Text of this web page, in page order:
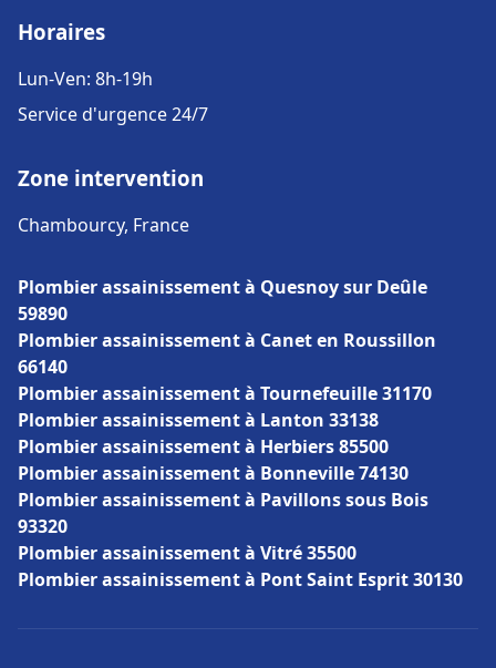
Horaires
Lun-Ven: 8h-19h
Service d'urgence 24/7
Zone intervention
Chambourcy, France
Plombier assainissement à Quesnoy sur Deûle
59890
Plombier assainissement à Canet en Roussillon
66140
Plombier assainissement à Tournefeuille 31170
Plombier assainissement à Lanton 33138
Plombier assainissement à Herbiers 85500
Plombier assainissement à Bonneville 74130
Plombier assainissement à Pavillons sous Bois
93320
Plombier assainissement à Vitré 35500
Plombier assainissement à Pont Saint Esprit 30130